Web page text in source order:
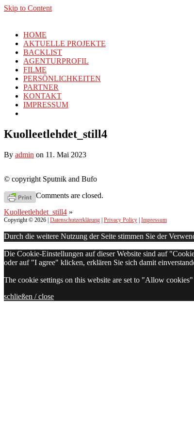
Skip to Content
HOME
AKTUELLE PROJEKTE
BACKLIST
AGENTURPROFIL
FILME
PERSÖNLICHKEITEN
PARTNER
KONTAKT
IMPRESSUM
Kuolleetlehdet_still4
By admin on 11. Mai 2023
© copyright Sputnik and Bufo
Comments are closed.
Kuolleetlehdet_still4 »
Copyright © 2026 | Datenschutzerklärung Privacy Policy Impressum
Durch die weitere Nutzung der Seite stimmen Sie der
Die Cookie-Einstellungen auf dieser Website sind auf
oder auf "I agree" klicken, erklären Sie sich damit
The cookie settings on this website are set to "Allow
schließen / close